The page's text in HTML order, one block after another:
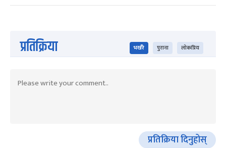
प्रतिक्रिया भर्खरै पुराना लोकप्रिय
प्रतिक्रिया दिनुहोस्